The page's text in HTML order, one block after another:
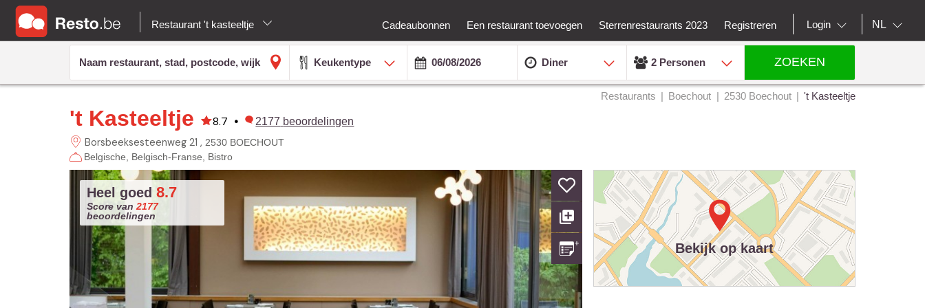
Restaurant 't kasteeltje Cadeaubonnen Een restaurant toevoegen Sterrenrestaurants 2023 Registreren Login NL
Keukentype Diner 2 Personen ZOEKEN
Restaurants Boechout 2530 Boechout 't Kasteeltje
't Kasteeltje 8.7 • 2177 beoordelingen
Borsbeeksesteenweg 21
2530 BOECHOUT
Belgische
Belgisch-Franse Bistro
Heel goed 8.7
Score van 2177
beoordelingen
Bekijk op kaart